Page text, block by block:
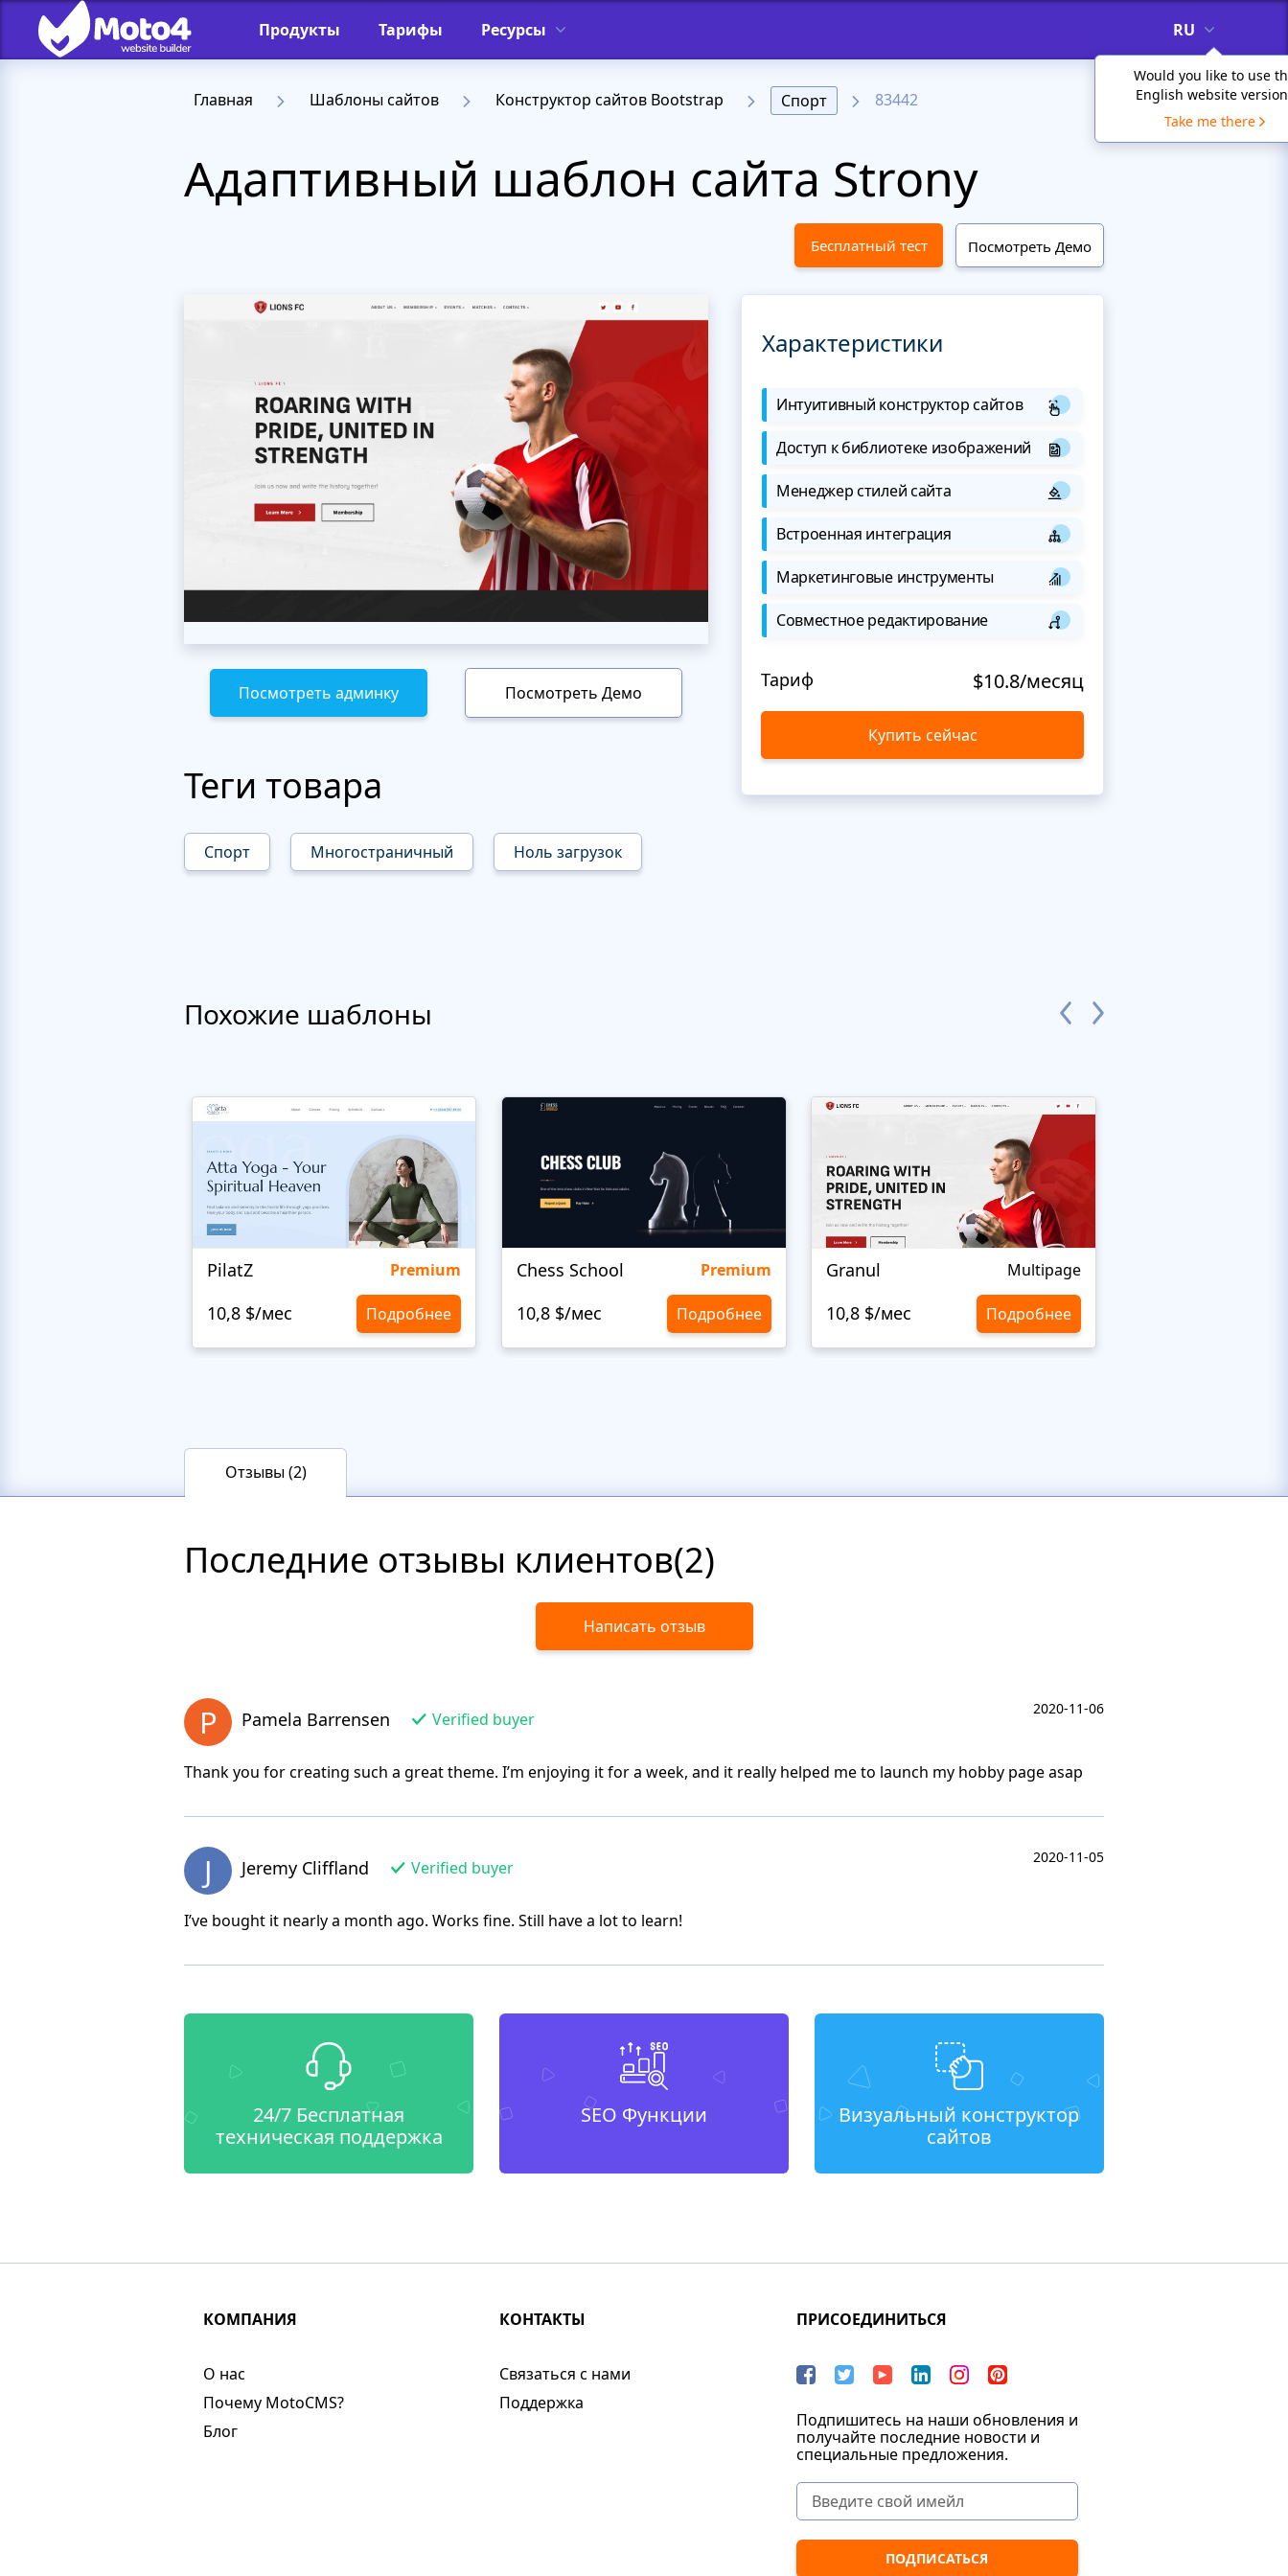
Продукты Тарифы Ресурсы RU
Would you like to use
English website
Take me there
Главная Шаблоны сайтов Конструктор сайтов Bootstrap Спорт 83442
Адаптивный шаблон сайта Strony
Бесплатный тест Посмотреть Демо
Посмотреть админку Посмотреть Демо
Теги товара
Спорт Многостраничный Ноль загрузок
Характеристики
Интуитивный конструктор сайтов
Доступ к библиотеке изображений
Менеджер стилей сайта
Встроенная интеграция
Маркетинговые инструменты
Совместное редактирование
Тариф $10.8/месяц
Купить сейчас
Похожие шаблоны
PilatZ Premium
10,8 $/мес Подробнее
Chess School Premium
10,8 $/мес Подробнее
Granul Multipage
10,8 $/мес Подробнее
Отзывы (2)
Последние отзывы клиентов(2)
Написать отзыв
P Pamela Barrensen Verified buyer
2020-11-06
Thank you for creating such a great theme. I’m enjoying it for a week, and it really helped me to launch my hobby page asap
J Jeremy Cliffland Verified buyer
2020-11-05
I’ve bought it nearly a month ago. Works fine. Still have a lot to learn!
24/7 Бесплатная
техническая поддержка
SEO Функции
Визуальный конструктор
сайтов
КОМПАНИЯ
О нас​
Почему MotoCMS?
Блог
КОНТАКТЫ
Связаться с нами
Поддержка
ПРИСОЕДИНИТЬСЯ
Подпишитесь на наши обновления и
получайте последние новости и
специальные предложения.